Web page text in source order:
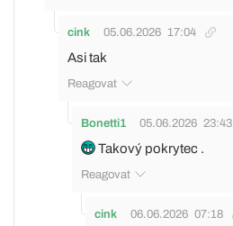
cink 05.06.2026 17:04
Asi tak
Reagovat
Bonetti1 05.06.2026 23:43
Takový pokrytec .
Reagovat
cink 06.06.2026 07:18